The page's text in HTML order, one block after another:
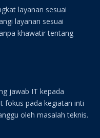
layanan sesuai
layanan sesuai
khawatir tentang
jawab IT kepada
fokus pada kegiatan inti
oleh masalah teknis.